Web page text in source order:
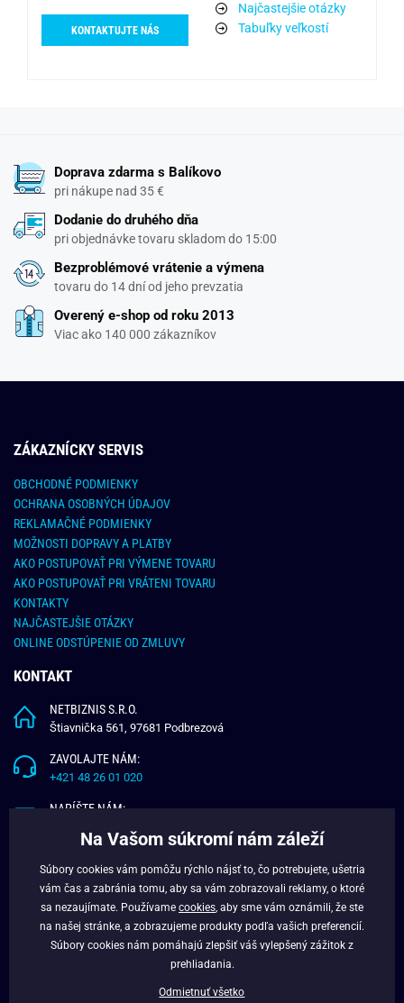
KONTAKTUJTE NÁS
Najčastejšie otázky
Tabuľky veľkostí
Doprava zdarma s Balíkovo
pri nákupe nad 35 €
Dodanie do druhého dňa
pri objednávke tovaru skladom do 15:00
Bezproblémové vrátenie a výmena
tovaru do 14 dní od jeho prevzatia
Overený e-shop od roku 2013
Viac ako 140 000 zákazníkov
ZÁKAZNÍCKY SERVIS
OBCHODNÉ PODMIENKY
OCHRANA OSOBNÝCH ÚDAJOV
REKLAMAČNÉ PODMIENKY
MOŽNOSTI DOPRAVY A PLATBY
AKO POSTUPOVAŤ PRI VÝMENE TOVARU
AKO POSTUPOVAŤ PRI VRÁTENI TOVARU
KONTAKTY
NAJČASTEJŠIE OTÁZKY
ONLINE ODSTÚPENIE OD ZMLUVY
KONTAKT
NETBIZNIS S.R.O.
Štiavnička 561, 97681 Podbrezová
ZAVOLAJTE NÁM:
+421 48 26 01 020
NAPÍŠTE NÁM:
O NÁS
VERNOSTNÝ PROGRAM
BLOG
Na Vašom súkromí nám záleží
Súbory cookies vám pomôžu rýchlo nájsť to, čo potrebujete, ušetria
vám čas a zabránia tomu, aby sa vám zobrazovali reklamy, o ktoré
sa nezaujímate. Používame cookies , aby sme vám oznámili, že ste
na našej stránke, a zobrazujeme produkty podľa vašich preferencií.
Súbory cookies nám pomáhajú zlepšiť váš vylepšený zážitok z
prehliadania.
Odmietnuť všetko